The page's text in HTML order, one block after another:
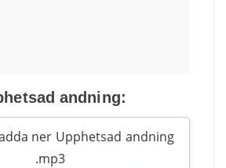
andning:
ner Upphetsad andning
.mp3